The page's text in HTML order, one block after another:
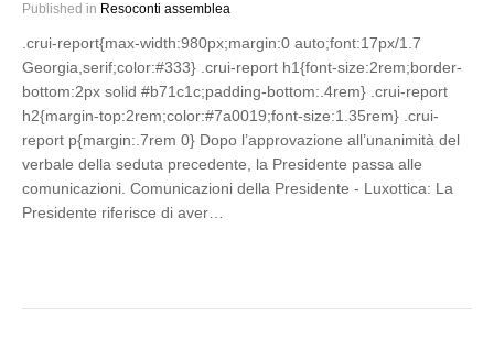
Published in Resoconti assemblea
.crui-report{max-width:980px;margin:0 auto;font:17px/1.7
Georgia,serif;color:#333} .crui-report h1{font-size:2rem;border-
bottom:2px solid #b71c1c;padding-bottom:.4rem} .crui-report
h2{margin-top:2rem;color:#7a0019;font-size:1.35rem} .crui-
report p{margin:.7rem 0} Dopo l’approvazione all’unanimità del
verbale della seduta precedente, la Presidente passa alle
comunicazioni. Comunicazioni della Presidente - Luxottica: La
Presidente riferisce di aver…